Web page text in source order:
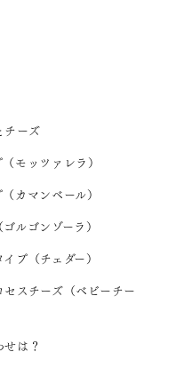
チーズ
モッツァレラ）
カマンベール）
ルゴンゾーラ）
プ（チェダー）
スチーズ（ベビーチー
は？